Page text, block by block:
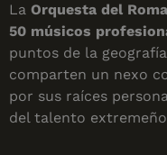
La Orquesta del
50 músicos
puntos de la
comparten un nexo
por sus raíces
del talento